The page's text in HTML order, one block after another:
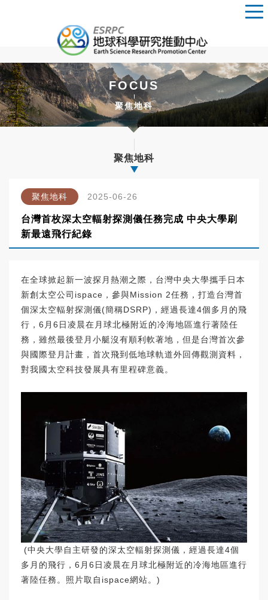
FOCUS
聚焦地科
聚焦地科
聚焦地科 2025-06-26
台灣首枚深太空輻射探測儀任務完成 中央大學刷
新最遠飛行紀錄
在全球掀起新一波探月熱潮之際，台灣中央大學攜手日本
新創太空公司ispace，參與Mission 2任務，打造台灣首
個深太空輻射探測儀(簡稱DSRP)，經過長達4個多月的飛
行，6月6日凌晨在月球北極附近的冷海地區進行著陸任
務，雖然最後登月小艇沒有順利軟著地，但是台灣首次參
與國際登月計畫，首次飛到低地球軌道外回傳觀測資料，
對我國太空科技發展具有里程碑意義。
(中央大學自主研發的深太空輻射探測儀，經過長達4個
多月的飛行，6月6日凌晨在月球北極附近的冷海地區進行
著陸任務。照片取自ispace網站。)